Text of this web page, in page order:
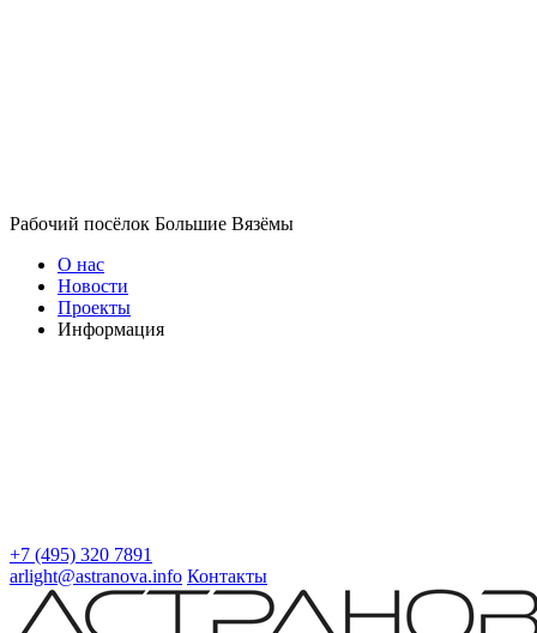
Рабочий посёлок Большие Вязёмы
О нас
Новости
Проекты
Информация
+7 (495) 320 7891
arlight@astranova.info Контакты